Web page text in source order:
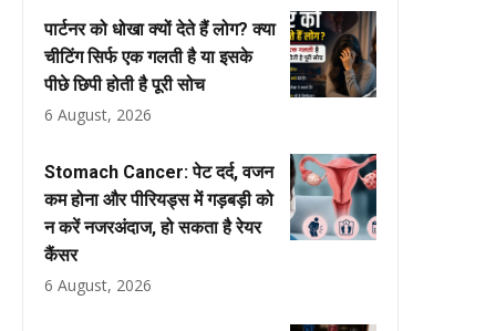
पार्टनर को धोखा क्यों देते हैं लोग? क्या
चीटिंग सिर्फ एक गलती है या इसके
पीछे छिपी होती है पूरी सोच
6 August, 2026
Stomach Cancer: पेट दर्द, वजन
कम होना और पीरियड्स में गड़बड़ी को
न करें नजरअंदाज, हो सकता है रेयर
कैंसर
6 August, 2026